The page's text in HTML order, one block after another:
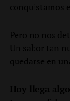
conquistamos
Pero no nos
Un sabor tan
quedarse en
Hoy llega